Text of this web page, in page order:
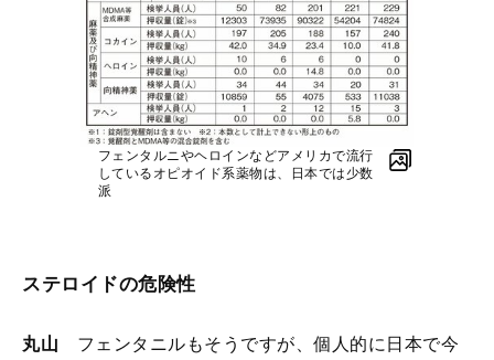
フェンタルニやヘロインなどアメリカで流行
しているオピオイド系薬物は、日本では少数
派
ステロイドの危険性
丸山 フェンタニルもそうですが、個人的に日本で今